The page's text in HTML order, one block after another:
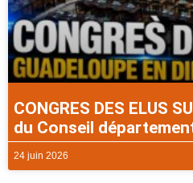
CONGRES DES ELUS
du Conseil
24 juin 2026